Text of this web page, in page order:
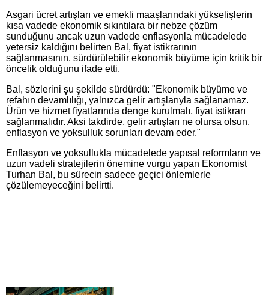
Asgari ücret artışları ve emekli maaşlarındaki yükselişlerin
kısa vadede ekonomik sıkıntılara bir nebze çözüm
sunduğunu ancak uzun vadede enflasyonla mücadelede
yetersiz kaldığını belirten Bal, fiyat istikrarının
sağlanmasının, sürdürülebilir ekonomik büyüme için kritik bir
öncelik olduğunu ifade etti.
Bal, sözlerini şu şekilde sürdürdü: "Ekonomik büyüme ve
refahın devamlılığı, yalnızca gelir artışlarıyla sağlanamaz.
Ürün ve hizmet fiyatlarında denge kurulmalı, fiyat istikrarı
sağlanmalıdır. Aksi takdirde, gelir artışları ne olursa olsun,
enflasyon ve yoksulluk sorunları devam eder."
Enflasyon ve yoksullukla mücadelede yapısal reformların ve
uzun vadeli stratejilerin önemine vurgu yapan Ekonomist
Turhan Bal, bu sürecin sadece geçici önlemlerle
çözülemeyeceğini belirtti.